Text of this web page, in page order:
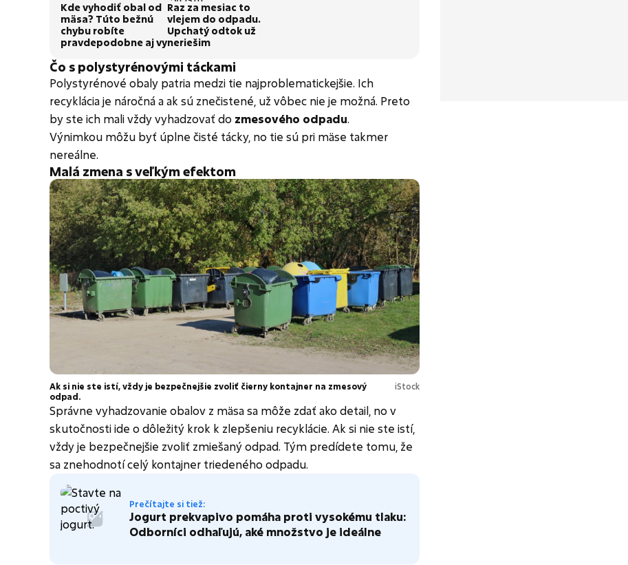
Kde vyhodiť obal od
mäsa? Túto bežnú
chybu robíte
pravdepodobne aj vy
Raz za mesiac to
vlejem do odpadu.
Upchatý odtok už
neriešim
Čo s polystyrénovými táckami
Polystyrénové obaly patria medzi tie najproblematickejšie. Ich
recyklácia je náročná a ak sú znečistené, už vôbec nie je možná. Preto
by ste ich mali vždy vyhadzovať do zmesového odpadu.
Výnimkou môžu byť úplne čisté tácky, no tie sú pri mäse takmer
nereálne.
Malá zmena s veľkým efektom
Ak si nie ste istí, vždy je bezpečnejšie zvoliť čierny kontajner na zmesový
odpad.
iStock
Správne vyhadzovanie obalov z mäsa sa môže zdať ako detail, no v
skutočnosti ide o dôležitý krok k zlepšeniu recyklácie. Ak si nie ste istí,
vždy je bezpečnejšie zvoliť zmiešaný odpad. Tým predídete tomu, že
sa znehodnotí celý kontajner triedeného odpadu.
Prečítajte si tiež:
Jogurt prekvapivo pomáha proti vysokému tlaku:
Odborníci odhaľujú, aké množstvo je ideálne